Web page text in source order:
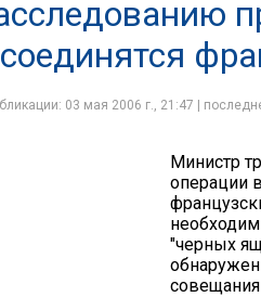
03 мая 2006 г., 21:47 |
Министр
операции
"черных